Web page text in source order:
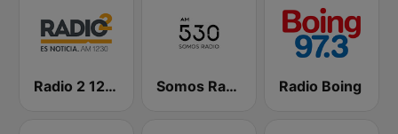
Radio 2 1230 AM Somos Radio AM 530 Radio Boing